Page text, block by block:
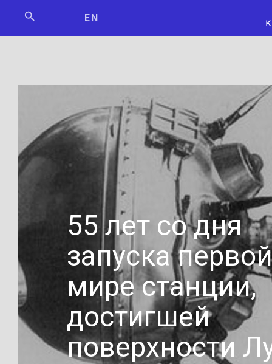
EN
55 лет со дня
запуска
мире станции,
достигшей
поверхности